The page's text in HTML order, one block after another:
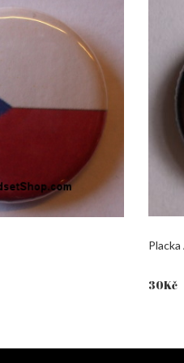
30Kč